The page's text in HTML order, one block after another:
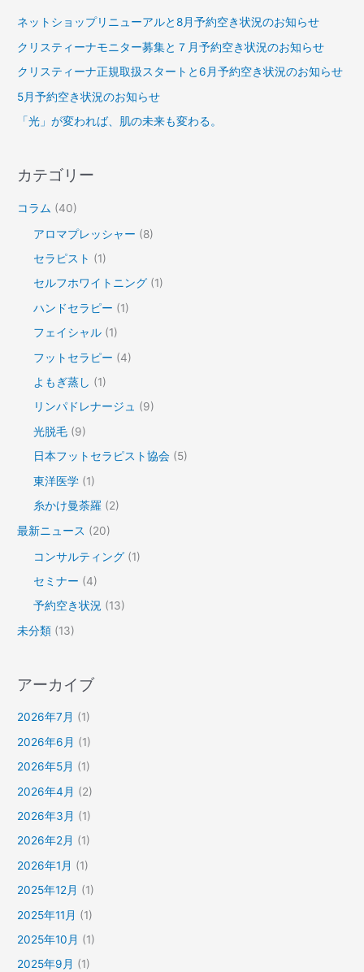
ネットショップリニューアルと8月予約空き状況のお知らせ
クリスティーナモニター募集と７月予約空き状況のお知らせ
クリスティーナ正規取扱スタートと6月予約空き状況のお知らせ
5月予約空き状況のお知らせ
「光」が変われば、肌の未来も変わる。
カテゴリー
コラム (40)
アロマプレッシャー (8)
セラピスト (1)
セルフホワイトニング (1)
ハンドセラピー (1)
フェイシャル (1)
フットセラピー (4)
よもぎ蒸し (1)
リンパドレナージュ (9)
光脱毛 (9)
日本フットセラピスト協会 (5)
東洋医学 (1)
糸かけ曼荼羅 (2)
最新ニュース (20)
コンサルティング (1)
セミナー (4)
予約空き状況 (13)
未分類 (13)
アーカイブ
2026年7月 (1)
2026年6月 (1)
2026年5月 (1)
2026年4月 (2)
2026年3月 (1)
2026年2月 (1)
2026年1月 (1)
2025年12月 (1)
2025年11月 (1)
2025年10月 (1)
2025年9月 (1)